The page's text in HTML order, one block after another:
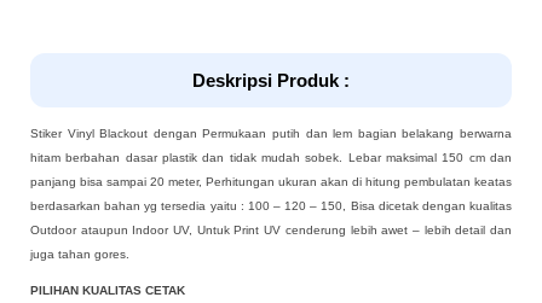
Deskripsi Produk :
Stiker Vinyl Blackout dengan Permukaan putih dan lem bagian belakang berwarna
hitam berbahan dasar plastik dan tidak mudah sobek. Lebar maksimal 150 cm dan
panjang bisa sampai 20 meter, Perhitungan ukuran akan di hitung pembulatan keatas
berdasarkan bahan yg tersedia yaitu : 100 – 120 – 150, Bisa dicetak dengan kualitas
Outdoor ataupun Indoor UV, Untuk Print UV cenderung lebih awet – lebih detail dan
juga tahan gores.
PILIHAN KUALITAS CETAK